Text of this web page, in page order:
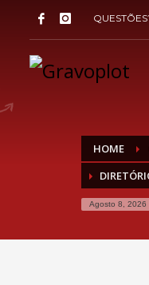
HOME
Agosto 8, 2026